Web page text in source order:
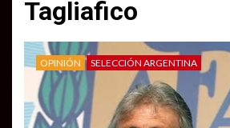
Tagliafico
OPINIÓN SELECCIÓN ARGENTINA